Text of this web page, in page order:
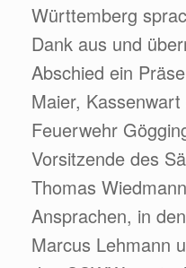
Württemberg
Dank aus und
Abschied ein
Maier,
Feuerwehr
Vorsitzende des
Thomas
Ansprachen, in
Marcus Lehmann